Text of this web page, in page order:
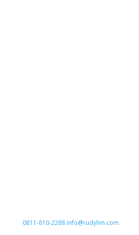
0811-810-2288 info@rudylim.com